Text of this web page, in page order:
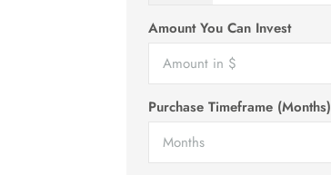
Amount You Can Invest
Purchase Timeframe (Months)